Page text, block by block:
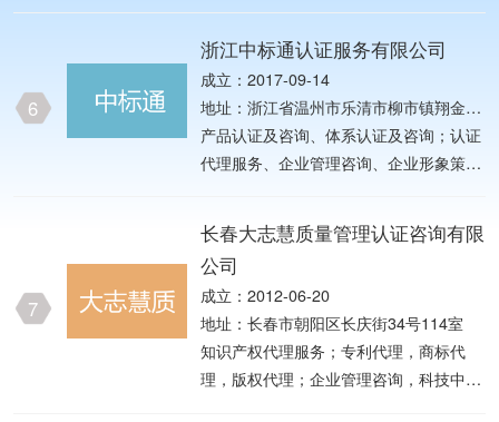
工；有机食品、绿色食品、林下种养殖和
销售；农业全产业链技术研发；昆虫繁
育，禽类保种。冷藏保鲜、仓储烘干、饲
草料生产；加工设施建设和技术装备改造
生产（依法须经批准的项目，经相关部门
批准后方可开
品）、消防材料、节能环保材料、环保用
品、五金制品、电子产品、通讯产品、机
械设备、办公用品、工艺品、体育用品、
家私、皮革制品、木制品、服装、百货、
纺织品、电子产品、电气产品、机械产
织品、服装、鞋材的销售；国内贸易，货
物及技术的进出口业务； 轻工产品、节
能产品、汽车电子及材料、电池产品、照
明产品、LED产品、医疗器械、金属材料
及制品、轻工
6
浙江中标通认证服务有限公司
成立：2017-09-14
地址：浙江省温州市乐清市柳市镇翔金路
116号
产品认证及咨询、体系认证及咨询；认证
代理服务、企业管理咨询、企业形象策
验、测试、计量、校准、鉴定、安全、质
量评价业务；各类检验、测试、计量、校
准及应用技术的开发、技术转让、技术咨
询、技术服务。（依法须经批准的项目，
经相关部门批准后方可开展经营活动）
7
长春大志慧质量管理认证咨询有限
公司
成立：2012-06-20
地址：长春市朝阳区长庆街34号114室
知识产权代理服务；专利代理，商标代
理，版权代理；企业管理咨询，科技中